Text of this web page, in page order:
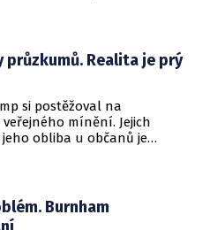
průzkumů. Realita je prý
si postěžoval na
mínění. Jejich
obliba u občanů je
Burnham